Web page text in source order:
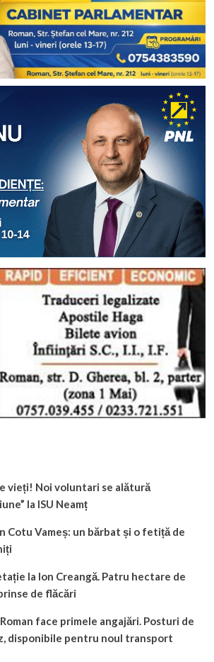
vieți! Noi voluntari se alătură
la ISU Neamț
Cotu Vameș: un bărbat și o fetiță de
la Ion Creangă. Patru hectare de
de flăcări
face primele angajări. Posturi de
disponibile pentru noul transport